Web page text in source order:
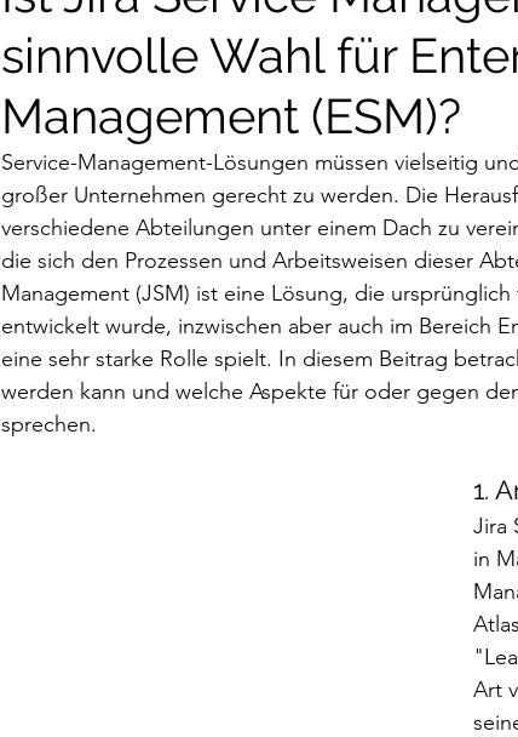
sinnvolle Wahl für
Management (ESM)?
Service-Management-Lösungen müssen vielseitig
großer Unternehmen gerecht zu werden. Die
verschiedene Abteilungen unter einem Dach zu
die sich den Prozessen und Arbeitsweisen dieser
Management (JSM) ist eine Lösung, die
entwickelt wurde, inzwischen aber auch im Bereich
eine sehr starke Rolle spielt. In diesem Beitrag
werden kann und welche Aspekte für oder gegen
sprechen.
1.
Jira
in
Art